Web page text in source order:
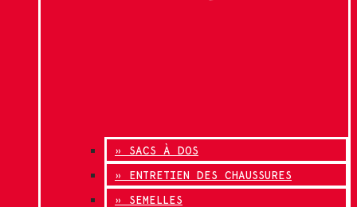
» SACS À DOS
» ENTRETIEN DES CHAUSSURES
» SEMELLES